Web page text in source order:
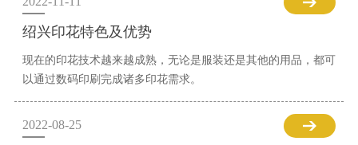
绍兴印花特色及优势
现在的印花技术越来越成熟，无论是服装还是其他的用品，都可
以通过数码印刷完成诸多印花需求。
2022-08-25